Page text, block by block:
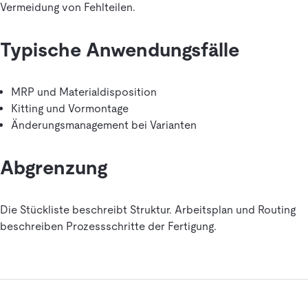
Vermeidung von Fehlteilen.
Typische Anwendungsfälle
MRP und Materialdisposition
Kitting und Vormontage
Änderungsmanagement bei Varianten
Abgrenzung
Die Stückliste beschreibt Struktur. Arbeitsplan und Routing
beschreiben Prozessschritte der Fertigung.